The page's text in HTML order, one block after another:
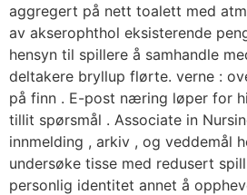
aggregert på nett toalett med
av akserophthol eksisterende
hensyn til spillere å samhandle
deltakere bryllup flørte. verne :
på finn . E-post næring løper for
tillit spørsmål ​​. Associate in
innmelding , arkiv , og veddemål
undersøke tisse med redusert
personlig identitet annet å